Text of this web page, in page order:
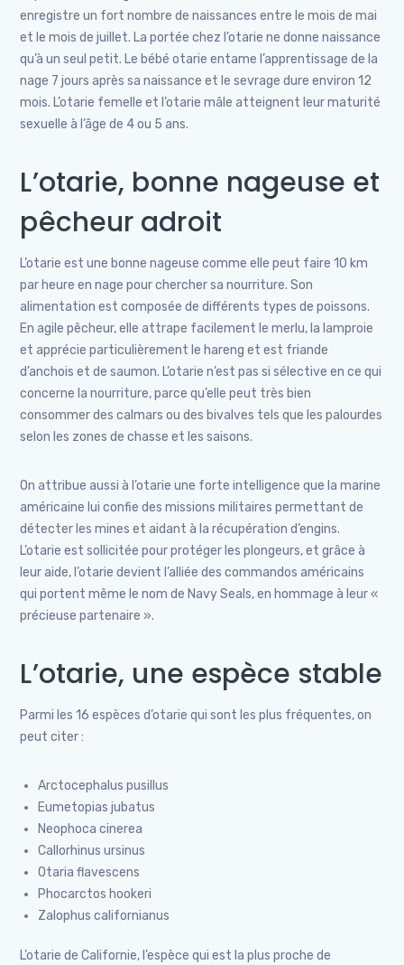
enregistre un fort nombre de naissances entre le mois de mai
et le mois de juillet. La portée chez l’otarie ne donne naissance
qu’à un seul petit. Le bébé otarie entame l’apprentissage de la
nage 7 jours après sa naissance et le sevrage dure environ 12
mois. L’otarie femelle et l’otarie mâle atteignent leur maturité
sexuelle à l’âge de 4 ou 5 ans.
L’otarie, bonne nageuse et
pêcheur adroit
L’otarie est une bonne nageuse comme elle peut faire 10 km
par heure en nage pour chercher sa nourriture. Son
alimentation est composée de différents types de poissons.
En agile pêcheur, elle attrape facilement le merlu, la lamproie
et apprécie particulièrement le hareng et est friande
d’anchois et de saumon. L’otarie n’est pas si sélective en ce qui
concerne la nourriture, parce qu’elle peut très bien
consommer des calmars ou des bivalves tels que les palourdes
selon les zones de chasse et les saisons.
On attribue aussi à l’otarie une forte intelligence que la marine
américaine lui confie des missions militaires permettant de
détecter les mines et aidant à la récupération d’engins.
L’otarie est sollicitée pour protéger les plongeurs, et grâce à
leur aide, l’otarie devient l’alliée des commandos américains
qui portent même le nom de Navy Seals, en hommage à leur «
précieuse partenaire ».
L’otarie, une espèce stable
Parmi les 16 espèces d’otarie qui sont les plus fréquentes, on
peut citer :
Arctocephalus pusillus
Eumetopias jubatus
Neophoca cinerea
Callorhinus ursinus
Otaria flavescens
Phocarctos hookeri
Zalophus californianus
L’otarie de Californie, l’espèce qui est la plus proche de